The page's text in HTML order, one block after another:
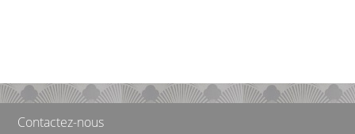
Contactez-nous